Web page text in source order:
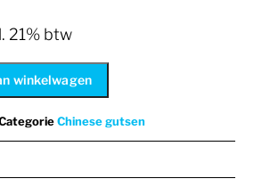
21% btw
winkelwagen
Chinese gutsen